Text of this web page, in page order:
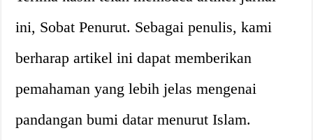
ini, Sobat Penurut. Sebagai penulis, kami
berharap artikel ini dapat memberikan
pemahaman yang lebih jelas mengenai
pandangan bumi datar menurut Islam.